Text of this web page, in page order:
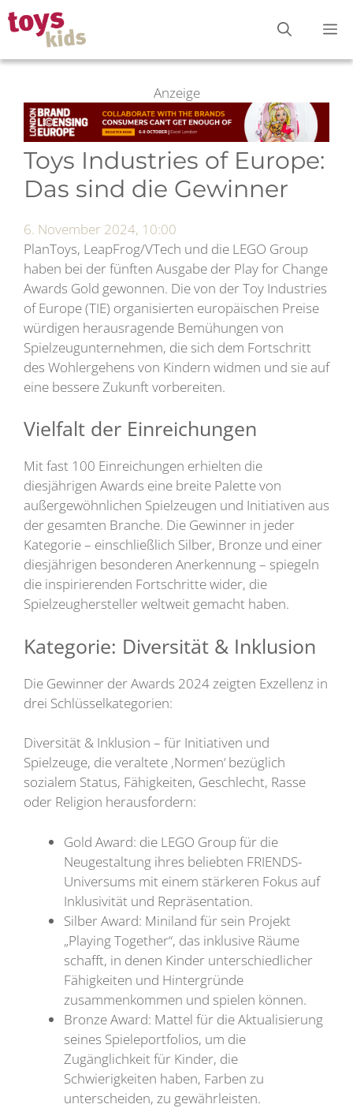
Zum
Inhalt
springen
Anzeige
Toys Industries of Europe:
Das sind die Gewinner
6. November 2024, 10:00
PlanToys, LeapFrog/VTech und die LEGO Group
haben bei der fünften Ausgabe der Play for Change
Awards Gold gewonnen. Die von der Toy Industries
of Europe (TIE) organisierten europäischen Preise
würdigen herausragende Bemühungen von
Spielzeugunternehmen, die sich dem Fortschritt
des Wohlergehens von Kindern widmen und sie auf
eine bessere Zukunft vorbereiten.
Vielfalt der Einreichungen
Mit fast 100 Einreichungen erhielten die
diesjährigen Awards eine breite Palette von
außergewöhnlichen Spielzeugen und Initiativen aus
der gesamten Branche. Die Gewinner in jeder
Kategorie – einschließlich Silber, Bronze und einer
diesjährigen besonderen Anerkennung – spiegeln
die inspirierenden Fortschritte wider, die
Spielzeughersteller weltweit gemacht haben.
Kategorie: Diversität & Inklusion
Die Gewinner der Awards 2024 zeigten Exzellenz in
drei Schlüsselkategorien:
Diversität & Inklusion – für Initiativen und
Spielzeuge, die veraltete ‚Normen‘ bezüglich
sozialem Status, Fähigkeiten, Geschlecht, Rasse
oder Religion herausfordern:
Gold Award: die LEGO Group für die
Neugestaltung ihres beliebten FRIENDS-
Universums mit einem stärkeren Fokus auf
Inklusivität und Repräsentation.
Silber Award: Miniland für sein Projekt
„Playing Together“, das inklusive Räume
schafft, in denen Kinder unterschiedlicher
Fähigkeiten und Hintergründe
zusammenkommen und spielen können.
Bronze Award: Mattel für die Aktualisierung
seines Spieleportfolios, um die
Zugänglichkeit für Kinder, die
Schwierigkeiten haben, Farben zu
unterscheiden, zu gewährleisten.